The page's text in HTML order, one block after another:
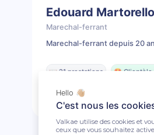
Edouard Martorello
Marechal-ferrant
Marechal-ferrant depuis 20
📖 21 prestations 🤩 Clientèle
Prendre rendez-vous
Hello 👋🏼
C'est nous les
Valkae utilise des cookies et
ceux que vous souhaitez